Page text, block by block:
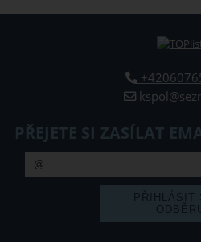
PŘEJETE SI ZASÍLAT